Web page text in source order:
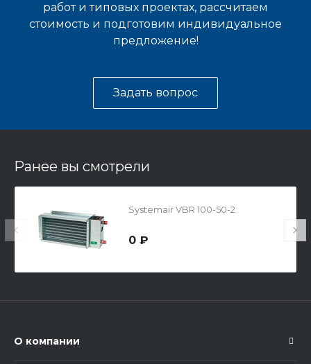
работ и типовых проектах, рассчитаем
стоимость и подготовим индивидуальное
предложение!
Задать вопрос
Ранее вы смотрели
Systemair VBR 100-50-2
0 ₽
О компании